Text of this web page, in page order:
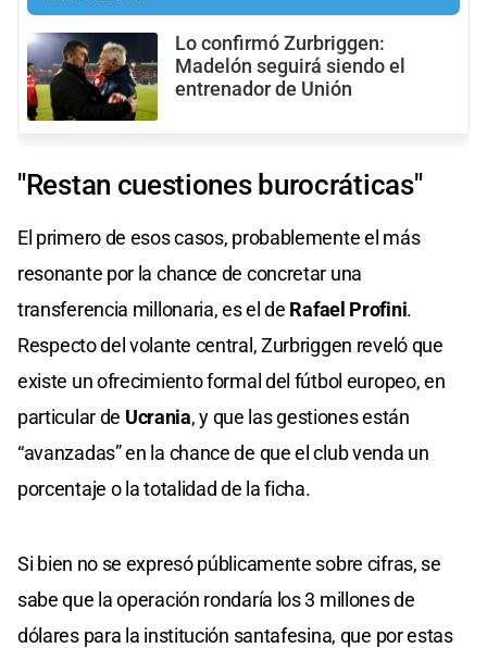
Lo confirmó Zurbriggen:
Madelón seguirá siendo el
entrenador de Unión
"Restan cuestiones burocráticas"
El primero de esos casos, probablemente el más
resonante por la chance de concretar una
transferencia millonaria, es el de Rafael Profini.
Respecto del volante central, Zurbriggen reveló que
existe un ofrecimiento formal del fútbol europeo, en
particular de Ucrania, y que las gestiones están
“avanzadas” en la chance de que el club venda un
porcentaje o la totalidad de la ficha.
Si bien no se expresó públicamente sobre cifras, se
sabe que la operación rondaría los 3 millones de
dólares para la institución santafesina, que por estas